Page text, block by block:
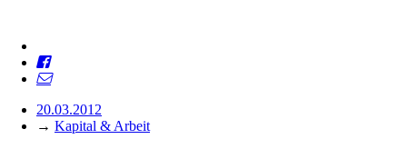
20.03.2012
→ Kapital & Arbeit